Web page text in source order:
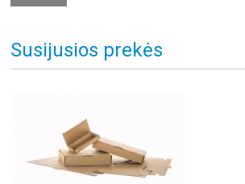
Susijusios prekės